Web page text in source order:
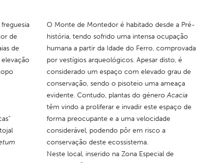
de
de
O Monte de Montedor é habitado desde a Pré-
história, tendo sofrido uma intensa ocupação
humana a partir da Idade do Ferro, comprovada
por vestígios arqueológicos. Apesar disto, é
considerado um espaço com elevado grau de
conservação, sendo o pisoteio uma ameaça
evidente. Contudo, plantas do género Acacia
têm vindo a proliferar e invadir este espaço de
forma preocupante e a uma velocidade
considerável, podendo pôr em risco a
conservação deste ecossistema.
Neste local, inserido na Zona Especial de